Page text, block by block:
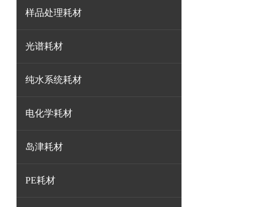
样品处理耗材
光谱耗材
纯水系统耗材
电化学耗材
岛津耗材
PE耗材